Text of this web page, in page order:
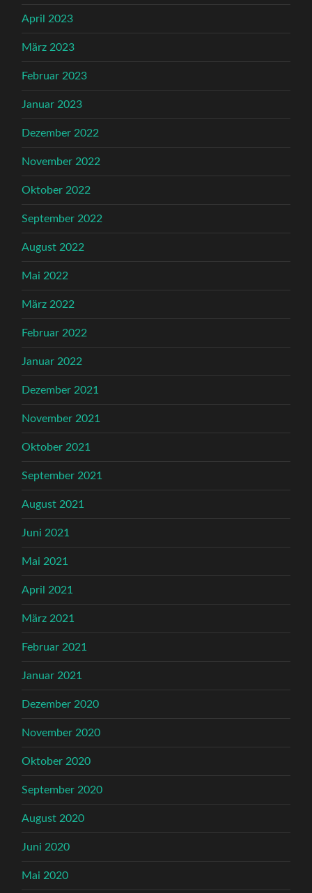
April 2023
März 2023
Februar 2023
Januar 2023
Dezember 2022
November 2022
Oktober 2022
September 2022
August 2022
Mai 2022
März 2022
Februar 2022
Januar 2022
Dezember 2021
November 2021
Oktober 2021
September 2021
August 2021
Juni 2021
Mai 2021
April 2021
März 2021
Februar 2021
Januar 2021
Dezember 2020
November 2020
Oktober 2020
September 2020
August 2020
Juni 2020
Mai 2020